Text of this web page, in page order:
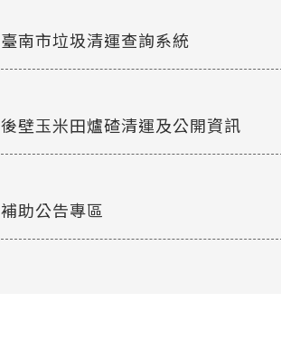
臺南市垃圾清運查詢系統
後壁玉米田爐碴清運及公開資訊
補助公告專區